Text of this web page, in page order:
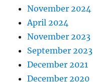
November 2024
April 2024
November 2023
September 2023
December 2021
December 2020